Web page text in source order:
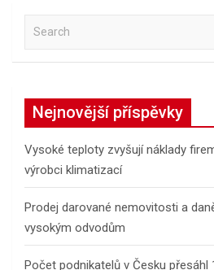
a
h
Nejnovější příspěvky
Vysoké teploty zvyšují náklady
výrobci klimatizací
Prodej darované nemovitosti a
vysokým odvodům
Počet podnikatelů v Česku přesáhl